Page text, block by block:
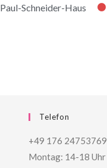
Paul-Schneider-Haus
Telefon
+49 176 24753769
Montag: 14-18 Uhr